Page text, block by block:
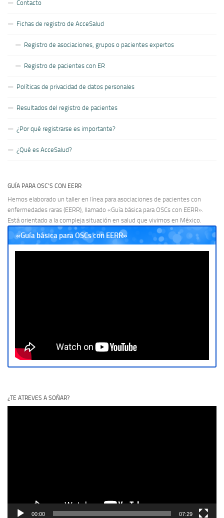
Contacto
Fichas de registro de AcceSalud
Registro de asociaciones, grupos o pacientes expertos
Registro de pacientes con ER
Políticas de privacidad de datos personales
Resultados del registro de pacientes
¿Por qué registrarse es importante?
¿Qué es AcceSalud?
GUÍA PARA OSC’S CON EERR
Hemos elaborado un taller en línea para asociaciones de pacientes con
enfermedades raras (EERR), llamado «Guía básica para OSCs con EERR».
Está orientado a la compleja situación en salud que vivimos en México.
«Guía básica para OSCs con EERR»
¿TE ATREVES A SOÑAR?
00:00 07:29